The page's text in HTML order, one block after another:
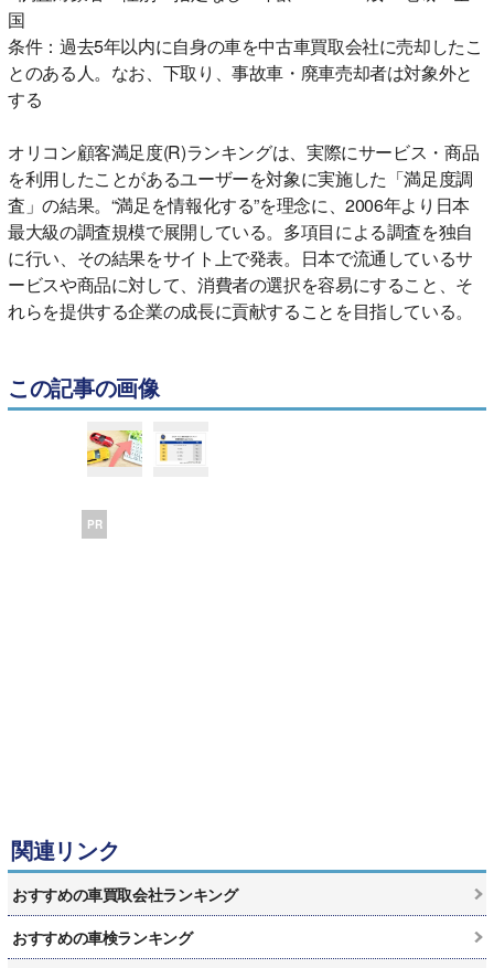
国
条件：過去5年以内に自身の車を中古車買取会社に売却したこ
とのある人。なお、下取り、事故車・廃車売却者は対象外と
する
オリコン顧客満足度(R)ランキングは、実際にサービス・商品
を利用したことがあるユーザーを対象に実施した「満足度調
査」の結果。“満足を情報化する”を理念に、2006年より日本
最大級の調査規模で展開している。多項目による調査を独自
に行い、その結果をサイト上で発表。日本で流通しているサ
ービスや商品に対して、消費者の選択を容易にすること、そ
れらを提供する企業の成長に貢献することを目指している。
この記事の画像
PR
関連リンク
おすすめの車買取会社ランキング
おすすめの車検ランキング